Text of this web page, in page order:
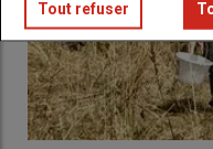
clairement : la
nécessaire pour défendre
agriculteurs et la
Tout refuser